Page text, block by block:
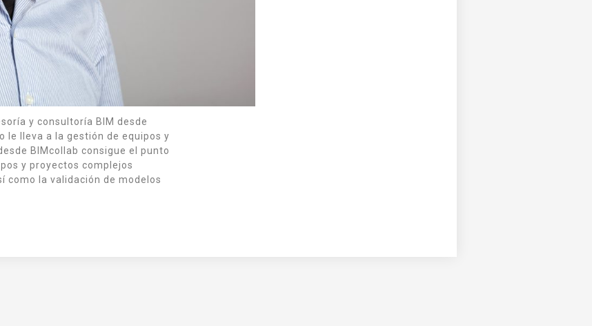
y consultoría BIM desde
le lleva a la gestión de equipos y
BIMcollab consigue el punto
y proyectos complejos
como la validación de modelos